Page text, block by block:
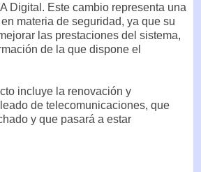
Digital. Este cambio representa una
materia de seguridad, ya que su
las prestaciones del sistema,
de la que dispone el
incluye la renovación y
de telecomunicaciones, que
y que pasará a estar